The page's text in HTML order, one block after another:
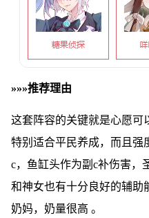
»»»推荐理由
这套阵容的关键就是心愿可
特别适合平民养成，而且强
c，鱼缸头作为副c补伤害，
和神女也有十分良好的辅助
奶妈，奶量很高 。